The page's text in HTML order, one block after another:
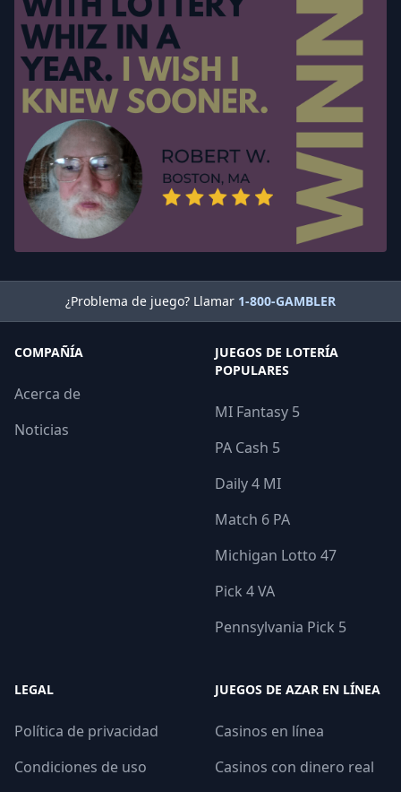
¿Problema de juego? Llamar 1-800-GAMBLER
COMPAÑÍA
Acerca de
Noticias
JUEGOS DE LOTERÍA
POPULARES
MI Fantasy 5
PA Cash 5
Daily 4 MI
Match 6 PA
Michigan Lotto 47
Pick 4 VA
Pennsylvania Pick 5
LEGAL
Política de privacidad
Condiciones de uso
JUEGOS DE AZAR EN LÍNEA
Casinos en línea
Casinos con dinero real